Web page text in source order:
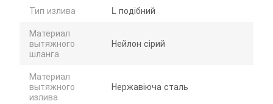
Тип излива
L подібний
Материал
вытяжного
шланга
Нейлон сірий
Материал
вытяжного
излива
Нержавіюча сталь